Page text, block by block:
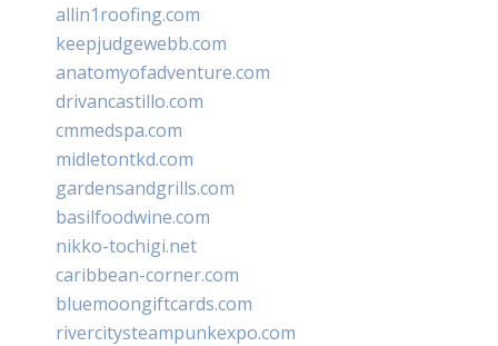
allin1roofing.com
keepjudgewebb.com
anatomyofadventure.com
drivancastillo.com
cmmedspa.com
midletontkd.com
gardensandgrills.com
basilfoodwine.com
nikko-tochigi.net
caribbean-corner.com
bluemoongiftcards.com
rivercitysteampunkexpo.com